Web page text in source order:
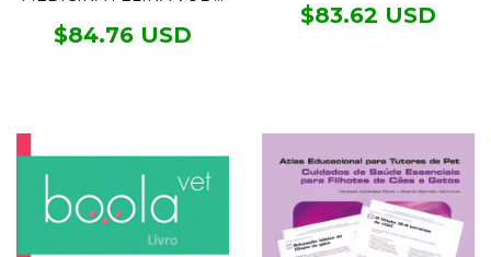
$84.76 USD
ARRITMIAS
$83.62 USD